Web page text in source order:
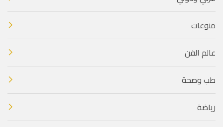
منوعات
عالم الفن
طب وصحة
رياضة